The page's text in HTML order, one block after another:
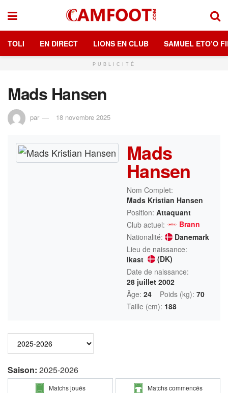
TOLI EN DIRECT LIONS EN CLUB SAMUEL ETO’O
PUBLICITÉ
Mads Hansen
par 18 novembre 2025
Mads
Hansen
Nom Complet:
Mads Kristian Hansen
Position: Attaquant
Club actuel:
Brann
Nationalité:
Danemark
Lieu de naissance:
Ikast
(DK)
Date de naissance:
28 juillet 2002
Âge: 24 Poids (kg): 70
Taille (cm): 188
Saison: 2025-2026
Matchs joués Matchs commencés